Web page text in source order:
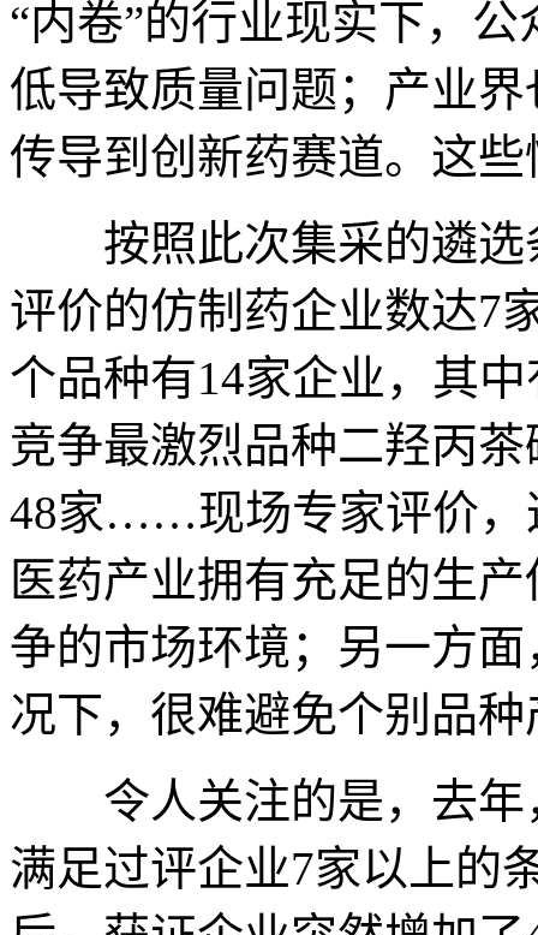
“内卷”的行业现实下，
低导致质量问题；产业
传导到创新药赛道。这
按照此次集采的遴选
评价的仿制药企业数达7
个品种有14家企业，其
竞争最激烈品种二羟丙
48家……现场专家评价，
医药产业拥有充足的生
争的市场环境；另一方
况下，很难避免个别品
令人关注的是，去年
满足过评企业7家以上的